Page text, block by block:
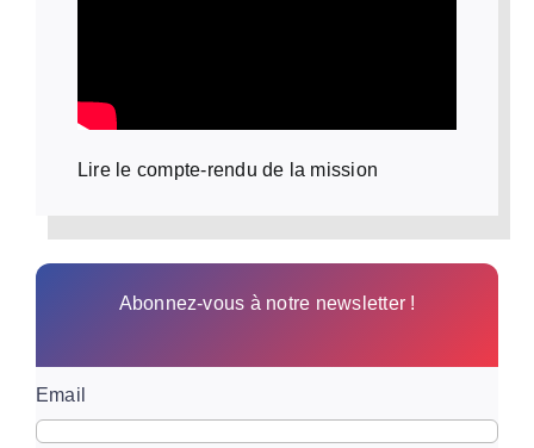
Lire le compte-rendu de la mission
Abonnez-vous à notre newsletter !
Email